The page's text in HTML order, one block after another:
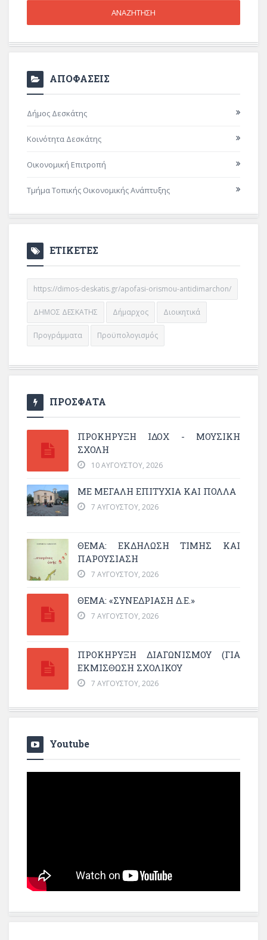
ΑΠΟΦΑΣΕΙΣ
Δήμος Δεσκάτης
Κοινότητα Δεσκάτης
Οικονομική Επιτροπή
Τμήμα Τοπικής Οικονομικής Ανάπτυξης
ΕΤΙΚΕΤΕΣ
https://dimos-deskatis.gr/apofasi-orismou-antidimarchon/
ΔΗΜΟΣ ΔΕΣΚΑΤΗΣ Δήμαρχος Διοικητικά
Προγράμματα Προϋπολογισμός
ΠΡΟΣΦΑΤΑ
ΠΡΟΚΗΡΥΞΗ ΙΔΟΧ - ΜΟΥΣΙΚΗ
ΣΧΟΛΗ
10 ΑΥΓΟΎΣΤΟΥ, 2026
ΜΕ ΜΕΓΆΛΗ ΕΠΙΤΥΧΊΑ ΚΑΙ ΠΟΛΛΆ
7 ΑΥΓΟΎΣΤΟΥ, 2026
ΘΈΜΑ: ΕΚΔΉΛΩΣΗ ΤΙΜΉΣ ΚΑΙ
ΠΑΡΟΥΣΊΑΣΗ
7 ΑΥΓΟΎΣΤΟΥ, 2026
ΘΕΜΑ: «ΣΥΝΕΔΡΊΑΣΗ Δ.Ε.»
7 ΑΥΓΟΎΣΤΟΥ, 2026
ΠΡΟΚΗΡΥΞΗ ΔΙΑΓΩΝΙΣΜΟΥ (ΓΙΑ
ΕΚΜΊΣΘΩΣΗ ΣΧΟΛΙΚΟΎ
7 ΑΥΓΟΎΣΤΟΥ, 2026
Youtube